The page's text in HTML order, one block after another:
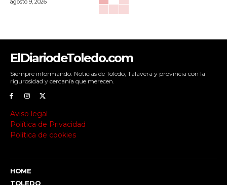
agosto 9, 2026
ElDiariodeToledo.com
Siempre informando. Noticias de Toledo, Talavera y provincia con la
rigurosidad y cercanía que merecen.
Aviso legal
Política de Privacidad
Política de cookies
HOME
TOLEDO